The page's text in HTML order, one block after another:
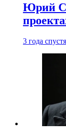
Юрий
3 года спустя